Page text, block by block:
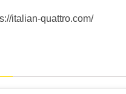
italian-quattro.com/